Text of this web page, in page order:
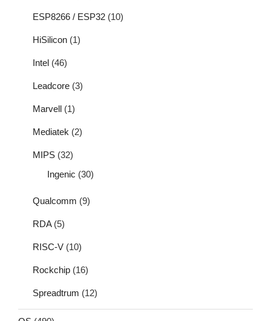
ESP8266 / ESP32 (10)
HiSilicon (1)
Intel (46)
Leadcore (3)
Marvell (1)
Mediatek (2)
MIPS (32)
Ingenic (30)
Qualcomm (9)
RDA(5)
RISC-V (10)
Rockchip (16)
Spreadtrum (12)